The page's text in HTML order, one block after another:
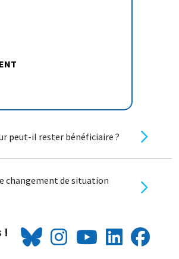
peut-il rester bénéficiaire ?
changement de situation
!